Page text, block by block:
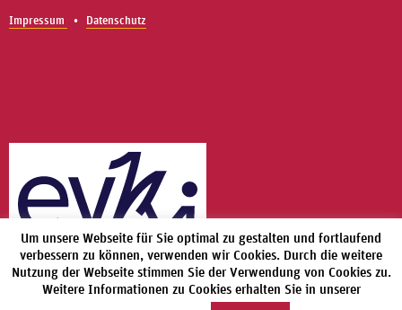
Impressum Datenschutz
Um unsere Webseite für Sie optimal zu gestalten und fortlaufend
verbessern zu können, verwenden wir Cookies. Durch die weitere
Nutzung der Webseite stimmen Sie der Verwendung von Cookies zu.
Weitere Informationen zu Cookies erhalten Sie in unserer